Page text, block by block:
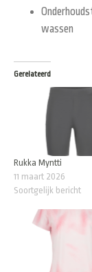
wassen
Gerelateerd
Rukka Myntti
11 maart 2026
Soortgelijk bericht